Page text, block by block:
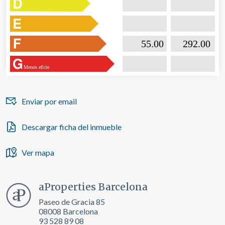
Menos eficie
55.00
Enviar por email
Descargar ficha del inmueble
Ver mapa
aProperties Barcelona
Paseo de Gracia 85
08008 Barcelona
93 528 89 08
de navegación en el sitio web y mostrar publicidad
relacionada con el perfil de navegación del usuario.